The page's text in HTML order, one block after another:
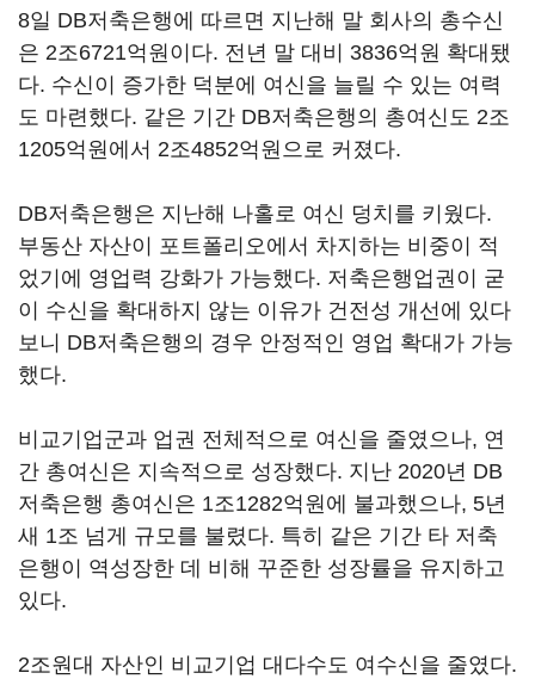
8일 DB저축은행에 따르면 지난해 말 회사의 총수신
은 2조6721억원이다. 전년 말 대비 3836억원 확대됐
다. 수신이 증가한 덕분에 여신을 늘릴 수 있는 여력
도 마련했다. 같은 기간 DB저축은행의 총여신도 2조
1205억원에서 2조4852억원으로 커졌다.
DB저축은행은 지난해 나홀로 여신 덩치를 키웠다.
부동산 자산이 포트폴리오에서 차지하는 비중이 적
었기에 영업력 강화가 가능했다. 저축은행업권이 굳
이 수신을 확대하지 않는 이유가 건전성 개선에 있다
보니 DB저축은행의 경우 안정적인 영업 확대가 가능
했다.
비교기업군과 업권 전체적으로 여신을 줄였으나, 연
간 총여신은 지속적으로 성장했다. 지난 2020년 DB
저축은행 총여신은 1조1282억원에 불과했으나, 5년
새 1조 넘게 규모를 불렸다. 특히 같은 기간 타 저축
은행이 역성장한 데 비해 꾸준한 성장률을 유지하고
있다.
2조원대 자산인 비교기업 대다수도 여수신을 줄였다.